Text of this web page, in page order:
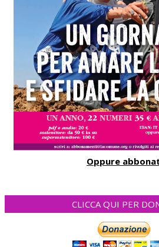
Oppure
CLICCA QUI PER